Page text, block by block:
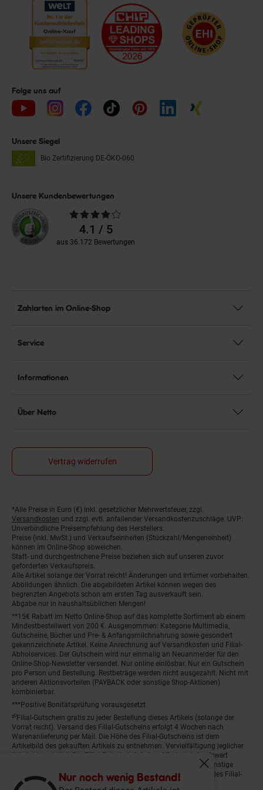
Nur noch wenig Bestand!
Fenster
Folge uns auf
Unsere Siegel
Bio Zertifizierung DE-ÖKO-060
Unsere Kundenbewertungen
Durchschnittliche
Bewertungen4.1 / 5
aus 36.172 Bewertungen
Zahlarten im Online-Shop
Service
Informationen
Über Netto
Vertrag widerrufen
Fußnoten
*Alle Preise in Euro (€) inkl. gesetzlicher Mehrwertsteuer, zzgl.
Versandkosten und zzgl. evtl. anfallender Versandkostenzuschläge. UVP:
Unverbindliche Preisempfehlung des Herstellers.
Preise (inkl. MwSt.) und Verkaufseinheiten (Stückzahl/Mengeneinheit)
können im Online-Shop abweichen.
Statt- und durchgestrichene Preise beziehen sich auf unseren zuvor
geforderten Verkaufspreis.
Alle Artikel solange der Vorrat reicht! Änderungen und Irrtümer vorbehalten.
Abbildungen ähnlich. Die abgebildeten Artikel können wegen des
begrenzten Angebots schon am ersten Tag ausverkauft sein.
Abgabe nur in haushaltsüblichen Mengen!
**15€ Rabatt im Netto Online-Shop auf das komplette Sortiment ab einem
Mindestbestellwert von 200 €. Ausgenommen: Kategorie Multimedia,
Gutscheine, Bücher und Pre- & Anfangsmilchnahrung sowie gesondert
gekennzeichnete Artikel. Keine Anrechnung auf Versandkosten und Filial-
Abholservices. Der Gutschein wird nur einmalig an Neuanmelder für den
Online-Shop-Newsletter versendet. Nur online einlösbar. Nur ein Gutschein
pro Person und Bestellung. Restbeträge werden nicht ausgezahlt. Nicht mit
anderen Aktionsvorteilen (PAYBACK oder sonstige Shop-Aktionen)
kombinierbar.
***Positive Bonitätsprüfung vorausgesetzt
²⁰Filial-Gutschein gratis zu jeder Bestellung dieses Artikels (solange der
Vorrat reicht). Versand des Filial-Gutscheins erfolgt 4 Wochen nach
Warenanlieferung per Mail. Die Höhe des Filial-Gutscheins ist dem
Artikelbild des gekauften Artikels zu entnehmen. Vervielfältigung jeglicher
Art nicht gestattet. Der Filial-Gutschein ist ohne Mindesteinkaufswert
einlösbar. Nicht mit anderen Aktionsvorteilen (PAYBACK oder sonstige
Shop-Aktionen) kombinierbar. Der jeweilige Gültigkeitszeitraum des Filial-
Gutscheins ist darauf vermerkt.